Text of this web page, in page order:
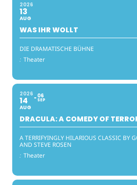
2026
13
AUG
WAS IHR WOLLT
DIE DRAMATISCHE BÜHNE
: Theater
2026
14
AUG
06
SEP
DRACULA: A COMEDY OF
A TERRIFYINGLY HILARIOUS CLASSIC BY
AND STEVE ROSEN
: Theater